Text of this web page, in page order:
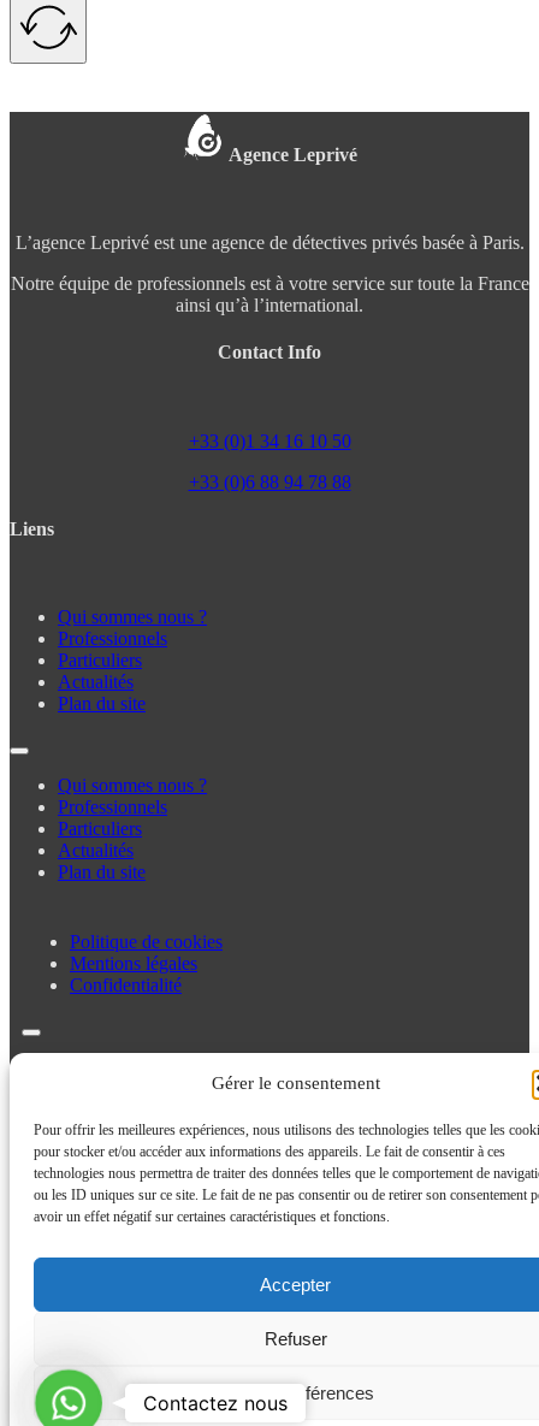
Gérer le consentement
Pour offrir les meilleures expériences, nous utilisons des technologies telles que les
pour stocker et/ou accéder aux informations des appareils. Le fait de consentir à ces
technologies nous permettra de traiter des données telles que le comportement de
ou les ID uniques sur ce site. Le fait de ne pas consentir ou de retirer son consentement
avoir un effet négatif sur certaines caractéristiques et fonctions.
Accepter
Refuser
Voir les préférences
Agence Leprivé
L’agence Leprivé est une agence de détectives privés basée à Paris.
Notre équipe de professionnels est à votre service sur toute la France
ainsi qu’à l’international.
Contact Info
+33 (0)1 34 16 10 50
+33 (0)6 88 94 78 88
Liens
Qui sommes nous ?
Professionnels
Particuliers
Actualités
Plan du site
Qui sommes nous ?
Professionnels
Particuliers
Actualités
Plan du site
Politique de cookies
Mentions légales
Confidentialité
Contactez
nous
Contactez nous